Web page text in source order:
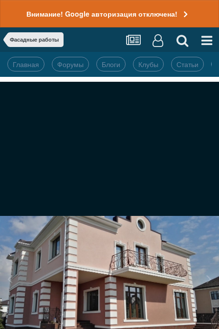
Внимание! Google авторизация отключена!
Фасадные работы
Главная Форумы Блоги Клубы Статьи